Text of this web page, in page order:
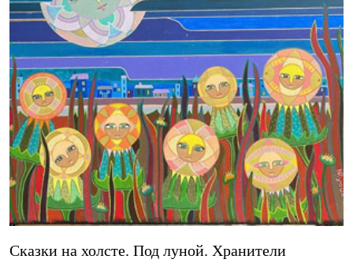
Сказки на холсте. Под луной. Хранители